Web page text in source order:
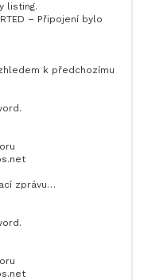
listing.
– Připojení bylo
k předchozímu
zprávu…